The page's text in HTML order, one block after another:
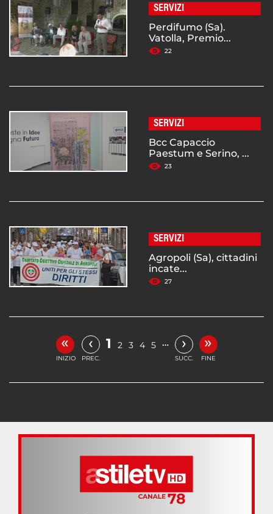
SERVIZI
Perdifumo (Sa).
Vatolla, Premio...
22
SERVIZI
Bcc Capaccio
Paestum e Serino, ...
23
SERVIZI
Agropoli (Sa), cittadini
incate...
27
«
INIZIO
‹
PREC.
1 2 3 4 5 … ›
SUCC.
»
FINE